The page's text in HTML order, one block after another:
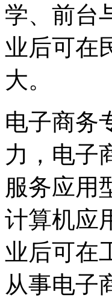
学、前台
业后可在
大。
电子商务
力，电子
服务应用
计算机应
业后可在
从事电子